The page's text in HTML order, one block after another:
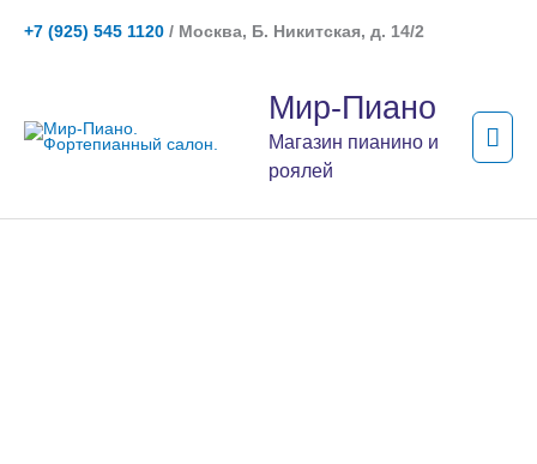
+7 (925) 545 1120 / Москва, Б. Никитская, д. 14/2
Мир-Пиано
Магазин пианино и
роялей